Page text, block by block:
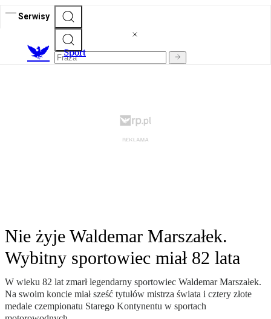
Serwisy
Sport
Nie żyje Waldemar Marszałek.
Wybitny sportowiec miał 82 lata
W wieku 82 lat zmarł legendarny sportowiec Waldemar Marszałek.
Na swoim koncie miał sześć tytułów mistrza świata i cztery złote
medale czempionatu Starego Kontynentu w sportach